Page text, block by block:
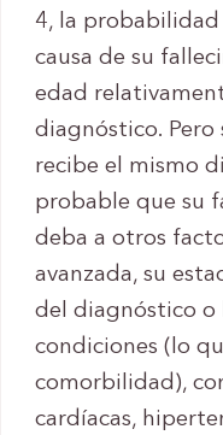
4, la probabilidad
causa de su
edad
diagnóstico. Pero
recibe el mismo
probable que su
deba a otros
avanzada, su
del diagnóstico o
condiciones (lo
comorbilidad),
cardíacas,